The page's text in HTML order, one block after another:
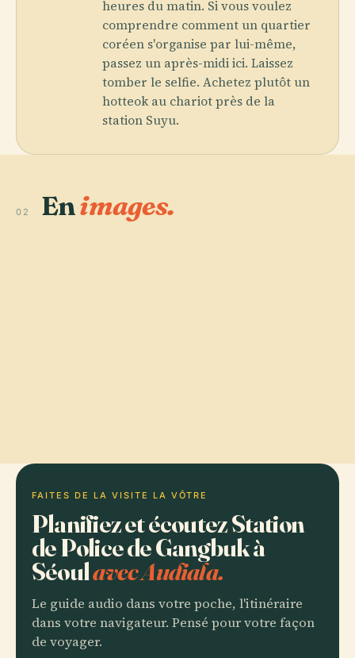
heures du matin. Si vous voulez
comprendre comment un quartier
coréen s'organise par lui-même,
passez un après-midi ici. Laissez
tomber le selfie. Achetez plutôt un
hotteok au chariot près de la
station Suyu.
02 Enimages.
FAITES DE LA VISITE LA VÔTRE
Planifiez et écoutez Station
de Police de Gangbuk à
Séoulavec Audiala.
Le guide audio dans votre poche, l'itinéraire
dans votre navigateur. Pensé pour votre façon
de voyager.